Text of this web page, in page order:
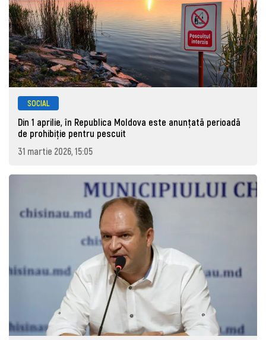
SOCIAL
Din 1 aprilie, în Republica Moldova este anunţată perioadă
de prohibiţie pentru pescuit
31 martie 2026, 15:05